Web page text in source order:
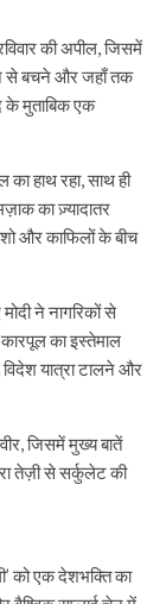
की अपील, जिसमें
से बचने और जहाँ तक
के मुताबिक एक
का हाथ रहा, साथ ही
का ज़्यादातर
और काफिलों के बीच
ने नागरिकों से
का इस्तेमाल
यात्रा टालने और
जिसमें मुख्य बातें
तेज़ी से सर्कुलेट की
को एक देशभक्ति का